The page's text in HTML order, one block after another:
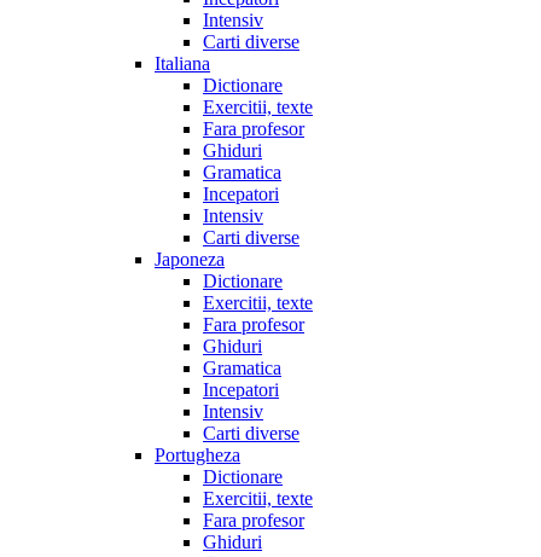
Intensiv
Carti diverse
Italiana
Dictionare
Exercitii, texte
Fara profesor
Ghiduri
Gramatica
Incepatori
Intensiv
Carti diverse
Japoneza
Dictionare
Exercitii, texte
Fara profesor
Ghiduri
Gramatica
Incepatori
Intensiv
Carti diverse
Portugheza
Dictionare
Exercitii, texte
Fara profesor
Ghiduri